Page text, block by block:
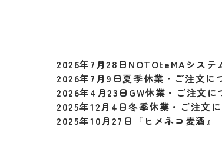
2026年7月28日 NOTOteMAシステ
2026年7月9日夏季休業・ご注文に
2026年4月23日 GW休業・ご注文に
2025年12月4日冬季休業・ご注文
2025年10月27日 『ヒメネコ麦酒